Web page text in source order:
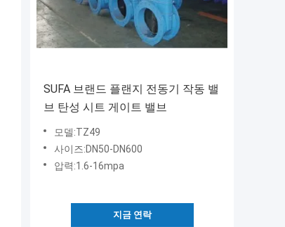
SUFA 브랜드 플랜지 전동기 작동 밸
브 탄성 시트 게이트 밸브
모델:TZ49
사이즈:DN50-DN600
압력:1.6-16mpa
지금 연락